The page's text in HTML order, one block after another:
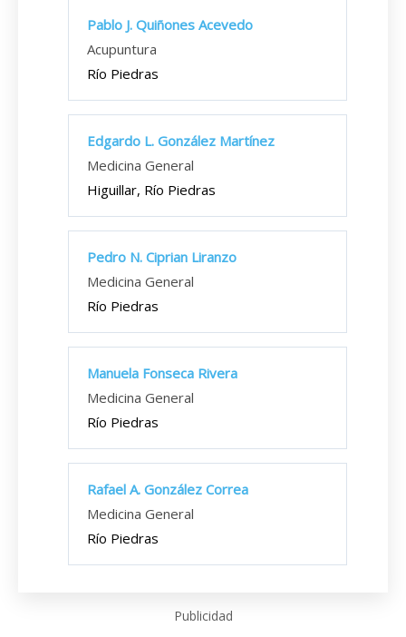
Pablo J. Quiñones Acevedo
Acupuntura
Río Piedras
Edgardo L. González Martínez
Medicina General
Higuillar, Río Piedras
Pedro N. Ciprian Liranzo
Medicina General
Río Piedras
Manuela Fonseca Rivera
Medicina General
Río Piedras
Rafael A. González Correa
Medicina General
Río Piedras
Publicidad